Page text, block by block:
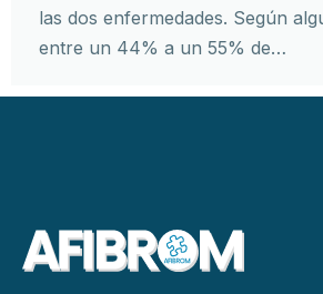
las dos enfermedades. Según
entre un 44% a un 55% de…